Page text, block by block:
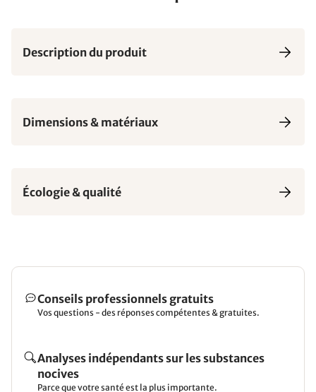
Description du produit
Dimensions & matériaux
Écologie & qualité
Conseils professionnels gratuits
Vos questions - des réponses compétentes & gratuites.
Analyses indépendants sur les substances
nocives
Parce que votre santé est la plus importante.